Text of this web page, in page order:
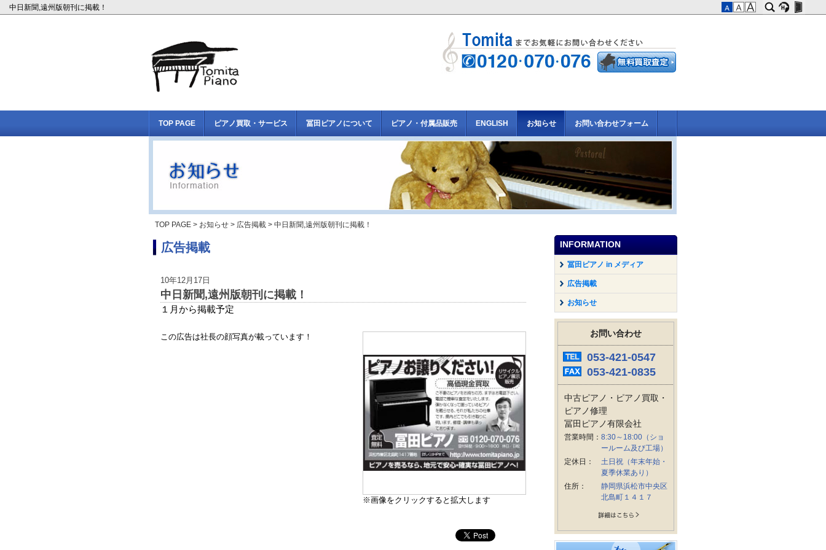
中日新聞,遠州版朝刊に掲載！
TOP PAGE ピアノ買取・サービス 冨田ピアノについて ピアノ・付属品販売 ENGLISH お知らせ お問い合わせフォーム
TOP PAGE > お知らせ > 広告掲載 > 中日新聞,遠州版朝刊に掲載！
広告掲載
10年12月17日
中日新聞,遠州版朝刊に掲載！
１月から掲載予定
※画像をクリックすると拡大します
この広告は社長の顔写真が載っています！
INFORMATION
冨田ピアノ in メディア
広告掲載
お知らせ
お問い合わせ
053-421-0547
053-421-0835
中古ピアノ・ピアノ買取・
ピアノ修理
冨田ピアノ有限会社
営業時間： 8:30～18:00（ショ
ールーム及び工場）
定休日：
土日祝（年末年始・
夏季休業あり）
住所：
静岡県浜松市中央区
北島町１４１７